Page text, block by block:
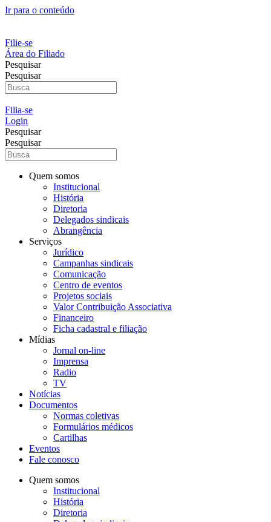
Ir para o conteúdo
Filie-se
Área do Filiado
Pesquisar
Pesquisar
Filia-se
Login
Pesquisar
Pesquisar
Quem somos
Institucional
História
Diretoria
Delegados sindicais
Abrangência
Serviços
Jurídico
Campanhas sindicais
Comunicação
Centro de eventos
Projetos sociais
Valor Contribuição Associativa
Financeiro
Ficha cadastral e filiação
Mídias
Jornal on-line
Imprensa
Radio
TV
Notícias
Documentos
Normas coletivas
Formulários médicos
Cartilhas
Eventos
Fale conosco
Quem somos
Institucional
História
Diretoria